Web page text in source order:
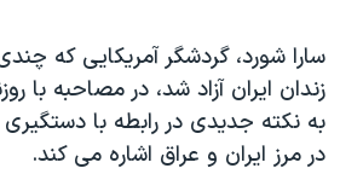
دادگاه حمید نوری
چهل سال گروگان‌گیری
قانون شفافیت دارائی کادر رهبری ایران
سارا شورد، گردشگر آمريکايی که
زندان ايران آزاد شد، در مصاحبه با
به نکته جديدی در رابطه با
در مرز ايران و عراق اشاره می کند.